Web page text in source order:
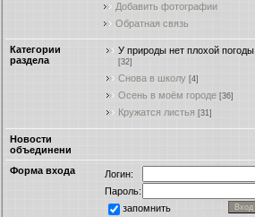
Добавить фотографии
Обратная связь
Категории
раздела
У природы нет плохой погоды
[32]
Снова в школу [4]
Осень в моём городе [36]
Кружатся листья [31]
Новости
объединени
Форма входа
Логин:
Пароль:
запомнить